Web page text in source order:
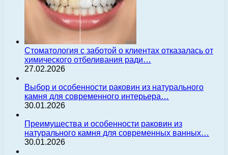
Стоматология с заботой о клиентах отказалась от
химического отбеливания ради…
27.02.2026
Выбор и особенности раковин из натурального
камня для современного интерьера…
30.01.2026
Преимущества и особенности раковин из
натурального камня для современных ванных…
30.01.2026